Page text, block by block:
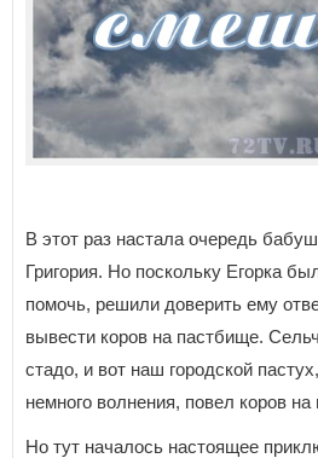
В этот раз настала очередь
Григория. Но поскольку Егорка
помочь, решили доверить ему
вывести коров на пастбище.
стадо, и вот наш городской
немного волнения, повел коров
Но тут началось настоящее